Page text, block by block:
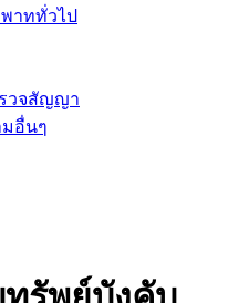
าททั่วไป
วจสัญญา
อื่นๆ